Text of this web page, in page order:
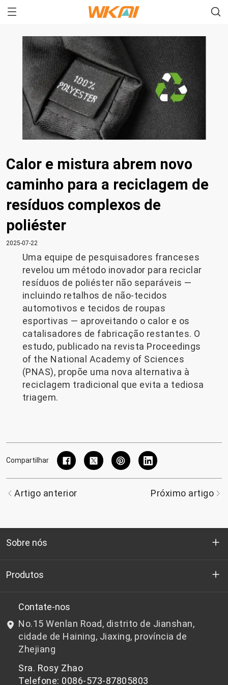
Calor e mistura abrem novo
caminho para a reciclagem de
resíduos complexos de
poliéster
2025-07-22
Uma equipe de pesquisadores franceses
revelou um método inovador para reciclar
resíduos de poliéster não separáveis ​​—
incluindo retalhos de não-tecidos
automotivos e tecidos de roupas
esportivas — aproveitando o calor e os
catalisadores de fabricação restantes. O
estudo, publicado na revista Proceedings
of the National Academy of Sciences
(PNAS), propõe uma nova alternativa à
reciclagem tradicional que evita a tediosa
triagem.
Compartilhar
Artigo anterior Próximo artigo
Sobre nós
Quem somos
P&D
Notícias e Eventos
política de Privacidade
Produtos
Chips de PET de qualidade para garrafas
Chips de PET não adequados para garrafas
Contate-nos
No.15 Wenlan Road, distrito de Jianshan,
cidade de Haining, Jiaxing, província de
Zhejiang
Sra. Rosy Zhao
Telefone: 0086-573-87805803